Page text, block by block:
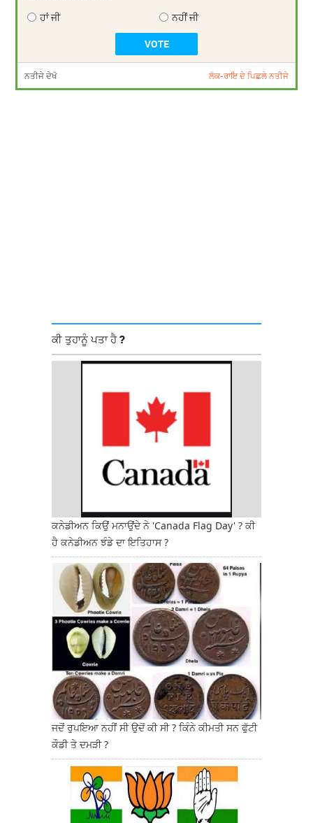
ਹਾਂ ਜੀ ਨਹੀਂ ਜੀ
ਨਤੀਜੇ ਦੇਖੋ ਲੋਕ-ਰਾਇ ਦੇ ਪਿਛਲੇ ਨਤੀਜੇ
ਕੀ ਤੁਹਾਨੂੰ ਪਤਾ ਹੈ ?
ਕਨੇਡੀਅਨ ਕਿਉਂ ਮਨਾਉਂਦੇ ਨੇ 'Canada Flag Day' ? ਕੀ
ਹੈ ਕਨੇਡੀਅਨ ਝੰਡੇ ਦਾ ਇਤਿਹਾਸ ?
ਜਦੋਂ ਰੁਪਇਆ ਨਹੀਂ ਸੀ ਉਦੋਂ ਕੀ ਸੀ ? ਕਿੰਨੇ ਕੀਮਤੀ ਸਨ ਫੁੱਟੀ
ਕੌਡੀ ਤੇ ਦਮੜੀ ?